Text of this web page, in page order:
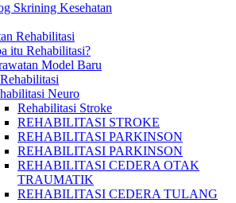
Skrining Kesehatan
Rehabilitasi
itu Rehabilitasi?
Model Baru
Neuro
Rehabilitasi Stroke
REHABILITASI STROKE
REHABILITASI PARKINSON
REHABILITASI PARKINSON
REHABILITASI CEDERA OTAK
TRAUMATIK
REHABILITASI CEDERA TULANG